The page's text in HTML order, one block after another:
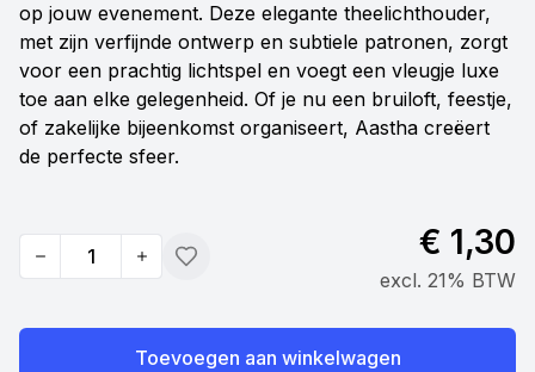
op jouw evenement. Deze elegante theelichthouder,
met zijn verfijnde ontwerp en subtiele patronen, zorgt
voor een prachtig lichtspel en voegt een vleugje luxe
toe aan elke gelegenheid. Of je nu een bruiloft, feestje,
of zakelijke bijeenkomst organiseert, Aastha creëert
de perfecte sfeer.
Quantity Toevoegen
€ 1,30
excl. 21% BTW
Toevoegen aan winkelwagen